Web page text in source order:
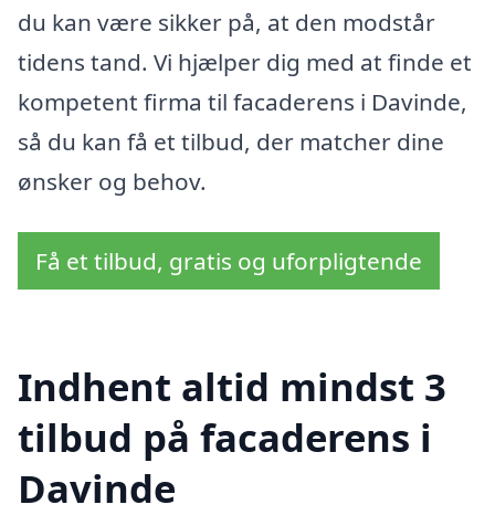
du kan være sikker på, at den modstår
tidens tand. Vi hjælper dig med at finde et
kompetent firma til facaderens i Davinde,
så du kan få et tilbud, der matcher dine
ønsker og behov.
Få et tilbud, gratis og uforpligtende
Indhent altid mindst 3
tilbud på facaderens i
Davinde